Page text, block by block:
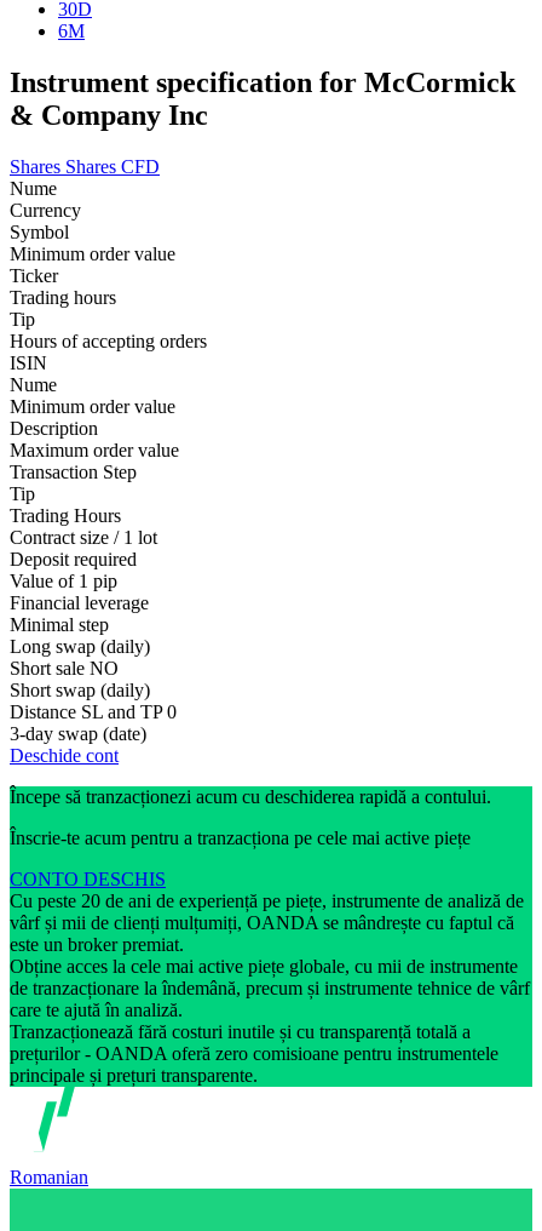
30D
6M
Instrument specification for McCormick
& Company Inc
Shares Shares CFD
Nume
Currency
Symbol
Minimum order value
Ticker
Trading hours
Tip
Hours of accepting orders
ISIN
Nume
Minimum order value
Description
Maximum order value
Transaction Step
Tip
Trading Hours
Contract size / 1 lot
Deposit required
Value of 1 pip
Financial leverage
Minimal step
Long swap (daily)
Short sale NO
Short swap (daily)
Distance SL and TP 0
3-day swap (date)
Deschide cont
Începe să tranzacționezi acum cu deschiderea rapidă a contului.
Înscrie-te acum pentru a tranzacționa pe cele mai active piețe
CONTO DESCHIS
Cu peste 20 de ani de experiență pe piețe, instrumente de analiză de
vârf și mii de clienți mulțumiți, OANDA se mândrește cu faptul că
este un broker premiat.
Obține acces la cele mai active piețe globale, cu mii de instrumente
de tranzacționare la îndemână, precum și instrumente tehnice de vârf
care te ajută în analiză.
Tranzacționează fără costuri inutile și cu transparență totală a
prețurilor - OANDA oferă zero comisioane pentru instrumentele
principale și prețuri transparente.
Romanian